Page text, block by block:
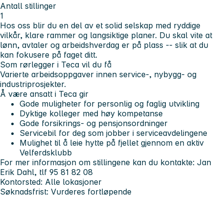
Antall stillinger
1
Hos oss blir du en del av et solid selskap med ryddige
vilkår, klare rammer og langsiktige planer. Du skal vite at
lønn, avtaler og arbeidshverdag er på plass -- slik at du
kan fokusere på faget ditt.
Som rørlegger i Teca vil du få
Varierte arbeidsoppgaver innen service-, nybygg- og
industriprosjekter.
Å være ansatt i Teca gir
Gode muligheter for personlig og faglig utvikling
Dyktige kolleger med høy kompetanse
Gode forsikrings- og pensjonsordninger
Servicebil for deg som jobber i serviceavdelingene
Mulighet til å leie hytte på fjellet gjennom en aktiv
Velferdsklubb
For mer informasjon om stillingene kan du kontakte: Jan
Erik Dahl, tlf 95 81 82 08
Kontorsted: Alle lokasjoner
Søknadsfrist: Vurderes fortløpende